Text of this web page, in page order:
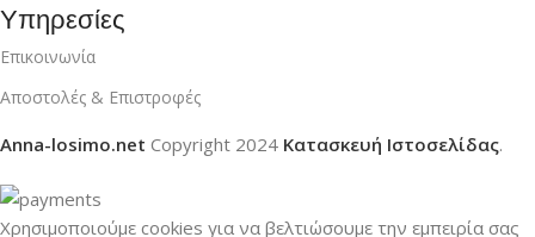
Υπηρεσίες
Επικοινωνία
Αποστολές & Επιστροφές
Anna-losimo.net Copyright 2024 Κατασκευή Ιστοσελίδας.
Χρησιμοποιούμε cookies για να βελτιώσουμε την εμπειρία σας